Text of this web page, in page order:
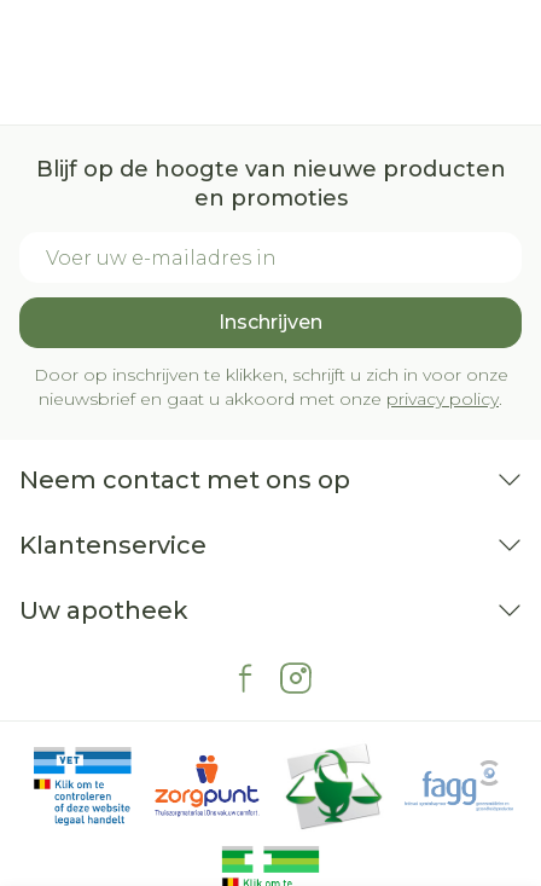
Blijf op de hoogte van nieuwe producten
en promoties
Inschrijven
Door op inschrijven te klikken, schrijft u zich in voor onze
nieuwsbrief en gaat u akkoord met onze privacy policy.
Neem contact met ons op
Klantenservice
Uw apotheek